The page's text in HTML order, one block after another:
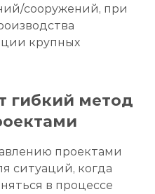
сооружений, при
крупных
гибкий метод
проектами
ситуаций, когда
в процессе